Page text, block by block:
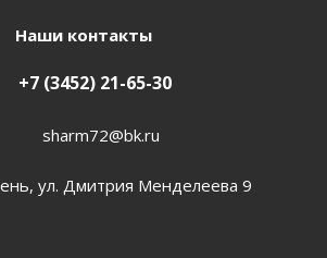
Наши контакты
+7 (3452) 21-65-30
sharm72@bk.ru
ул. Дмитрия Менделеева 9